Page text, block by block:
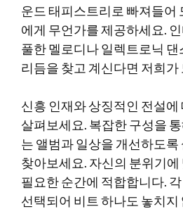
운드 태피스트리로 빠져들어
에게 무언가를 제공하세요.
풀한 멜로디나 일렉트로닉
리듬을 찾고 계신다면 저희
신흥 인재와 상징적인 전설에
살펴보세요. 복잡한 구성을
는 앨범과 일상을 개선하도록
찾아보세요. 자신의 분위기
필요한 순간에 적합합니다.
선택되어 비트 하나도 놓치지